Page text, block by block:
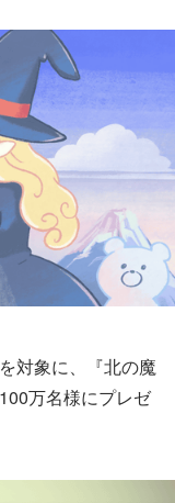
対象に、『北の魔
万名様にプレゼ